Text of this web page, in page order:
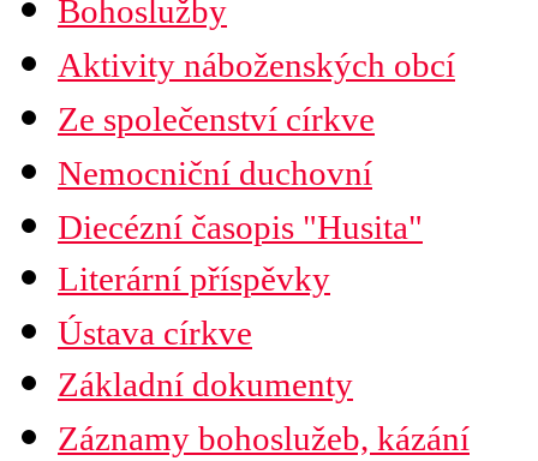
Mapa diecéze
Bohoslužby
Aktivity náboženských obcí
Ze společenství církve
Nemocniční duchovní
Diecézní časopis "Husita"
Předplatné
Literární příspěvky
Ústava církve
Preambule
Závěrečná ustanovení
Organizační uspořádání
Základní dokumenty
Záznamy bohoslužeb, kázání